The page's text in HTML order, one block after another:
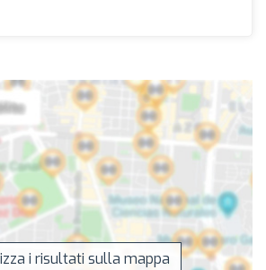
i risultati sulla mappa